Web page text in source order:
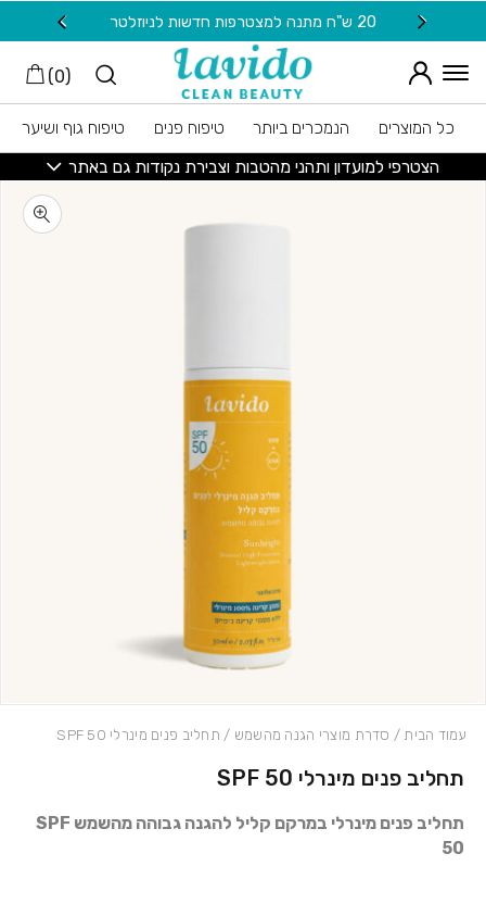
Skip to Content
20 ש"ח מתנה למצטרפות חדשות לניוזלטר
(
0
)
כל המוצרים הנמכרים ביותר טיפוח פנים
טיפוח גוף ושיער
הצטרפי למועדון ותהני מהטבות וצבירת נקודות גם באתר
תחליב פנים מינרלי SPF 50
תחליב פנים מינרלי במרקם קליל להגנה גבוהה מהשמש SPF
50
כמות תחליב פנים מינרלי SPF 50
עמוד הבית / סדרת מוצרי הגנה מהשמש / תחליב פנים מינרלי SPF 50
בחזרה למעלה